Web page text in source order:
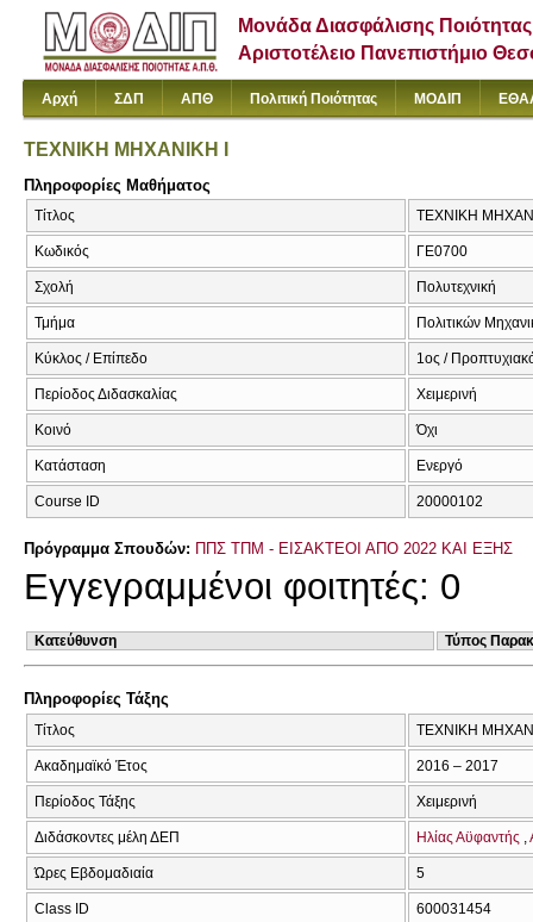
Μονάδα Διασφάλισης Ποιότητας
Αριστοτέλειο Πανεπιστήμιο
Αρχή ΣΔΠ ΑΠΘ Πολιτική Ποιότητας ΜΟΔΙΠ
ΤΕΧΝΙΚΗ ΜΗΧΑΝΙΚΗ I
Πληροφορίες Μαθήματος
Τίτλος ΤΕΧΝΙΚΗ
Κωδικός ΓΕ0700
Σχολή Πολυτεχνική
Τμήμα Πολιτικών
Κύκλος / Επίπεδο 1ος /
Περίοδος Διδασκαλίας Χειμερινή
Κοινό Όχι
Κατάσταση Ενεργό
Course ID 20000102
Πρόγραμμα Σπουδών: ΠΠΣ ΤΠΜ - ΕΙΣΑΚΤΕΟΙ ΑΠΟ 2022 ΚΑΙ ΕΞΗΣ
Εγγεγραμμένοι φοιτητές: 0
Κατεύθυνση Τύπος
Πληροφορίες Τάξης
Τίτλος ΤΕΧΝΙΚΗ
Ακαδημαϊκό Έτος 2016 – 2017
Περίοδος Τάξης Χειμερινή
Διδάσκοντες μέλη ΔΕΠ Ηλίας Αϋφαντής
Ώρες Εβδομαδιαία 5
Class ID 600031454